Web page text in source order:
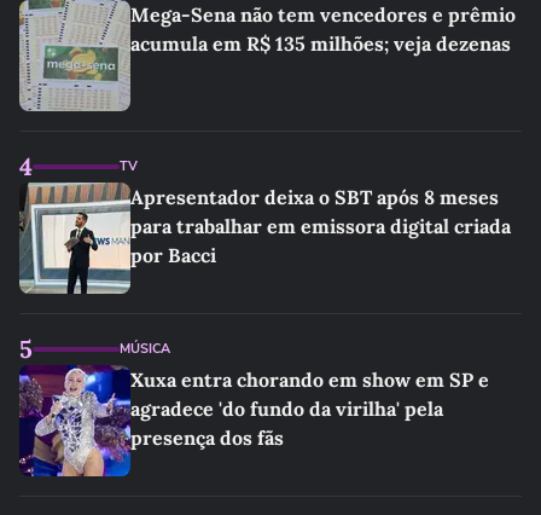
Mega-Sena não tem vencedores e prêmio
acumula em R$ 135 milhões; veja dezenas
4 TV
Apresentador deixa o SBT após 8 meses
para trabalhar em emissora digital criada
por Bacci
5 MÚSICA
Xuxa entra chorando em show em SP e
agradece 'do fundo da virilha' pela
presença dos fãs